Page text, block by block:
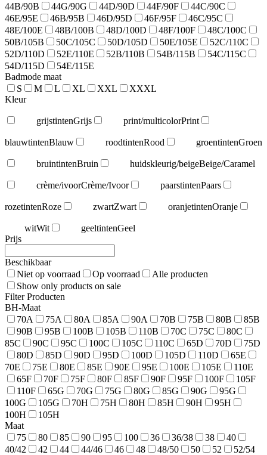
44B/90B
44G/90G 44D/90D 44F/90F
44C/90C
46E/95E
46B/95B 46D/95D 46F/95F
46C/95C
48E/100E
48B/100B 48D/100D 48F/100F
48C/100C
50B/105B
50C/105C 50D/105D 50E/105E
52C/110C
52D/110D
52E/110E 52B/110B 54B/115B
54C/115C
54D/115D
54E/115E
Badmode maat
S
M L XL XXL
XXXL
Kleur
grijstintenGrijs print/multicolorPrint
blauwtintenBlauw roodtintenRood groentintenGroen
bruintintenBruin huidskleurig/beigeBeige/Caramel
crème/ivoorCrème/Ivoor paarstintenPaars
rozetintenRoze zwartZwart oranjetintenOranje
witWit geeltintenGeel
Prijs
Beschikbaar
Niet op voorraad
Op voorraad
Alle producten
Show only products on sale
Filter Producten
BH-Maat
70A
75A 80A 85A 90A 70B 75B 80B
85B
90B
95B 100B 105B 110B 70C 75C
80C
85C
90C 95C 100C 105C 110C 65D 70D
75D
80D
85D 90D 95D 100D 105D 110D
65E
70E
75E 80E 85E 90E 95E 100E 105E
110E
65F
70F 75F 80F 85F 90F 95F 100F
105F
110F
65G 70G 75G 80G 85G 90G
95G
100G
105G 70H 75H 80H 85H 90H
95H
100H
105H
Maat
75
80 85 90 95 100 36 36/38 38
40
40/42
42 44 44/46 46 48 48/50 50 52
52/54